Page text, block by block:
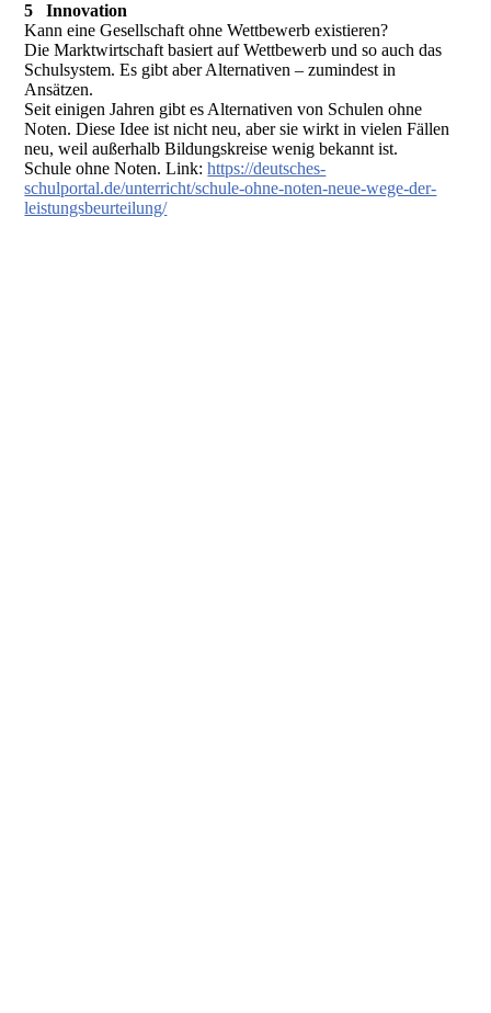
5 Innovation
Kann eine Gesellschaft ohne Wettbewerb existieren?
Die Marktwirtschaft basiert auf Wettbewerb und so auch das
Schulsystem. Es gibt aber Alternativen – zumindest in
Ansätzen.
Seit einigen Jahren gibt es Alternativen von Schulen ohne
Noten. Diese Idee ist nicht neu, aber sie wirkt in vielen Fällen
neu, weil außerhalb Bildungskreise wenig bekannt ist.
Schule ohne Noten. Link:https://deutsches-
schulportal.de/unterricht/schule-ohne-noten-neue-wege-der-
leistungsbeurteilung/